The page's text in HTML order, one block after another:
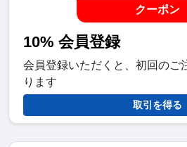
クーポン
10% 会員登録
会員登録いただくと、初回のご
ります
取引を得る